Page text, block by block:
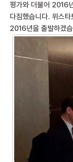
평가와 더불어 2016
다짐했습니다. 위스
2016년을 출발하겠